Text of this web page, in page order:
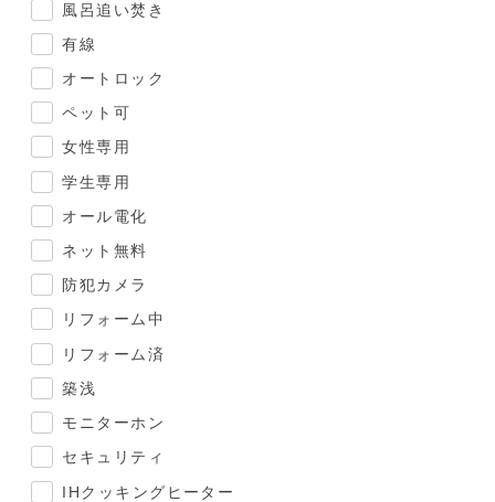
風呂追い焚き
有線
オートロック
ペット可
女性専用
学生専用
オール電化
ネット無料
防犯カメラ
リフォーム中
リフォーム済
築浅
モニターホン
セキュリティ
IHクッキングヒーター